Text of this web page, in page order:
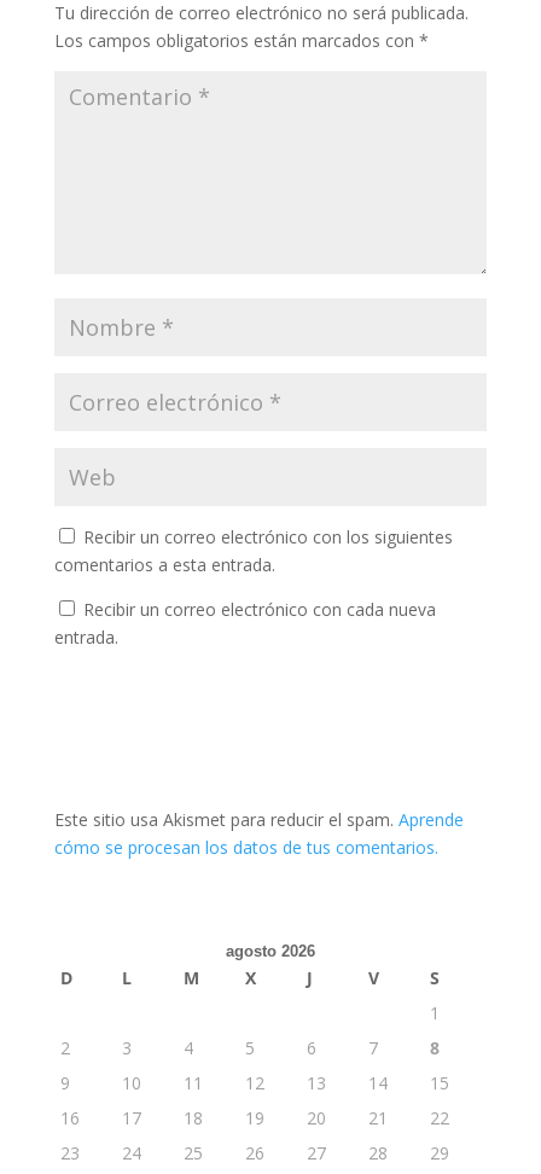
Tu dirección de correo electrónico no será publicada.
Los campos obligatorios están marcados con *
Recibir un correo electrónico con los siguientes
comentarios a esta entrada.
Recibir un correo electrónico con cada nueva
entrada.
Este sitio usa Akismet para reducir el spam. Aprende
cómo se procesan los datos de tus comentarios.
agosto 2026
D L M X J V
S
1
2
3 4 5 6 7
8
9
10 11 12 13 14
15
16
17 18 19 20 21
22
23
24 25 26 27 28
29